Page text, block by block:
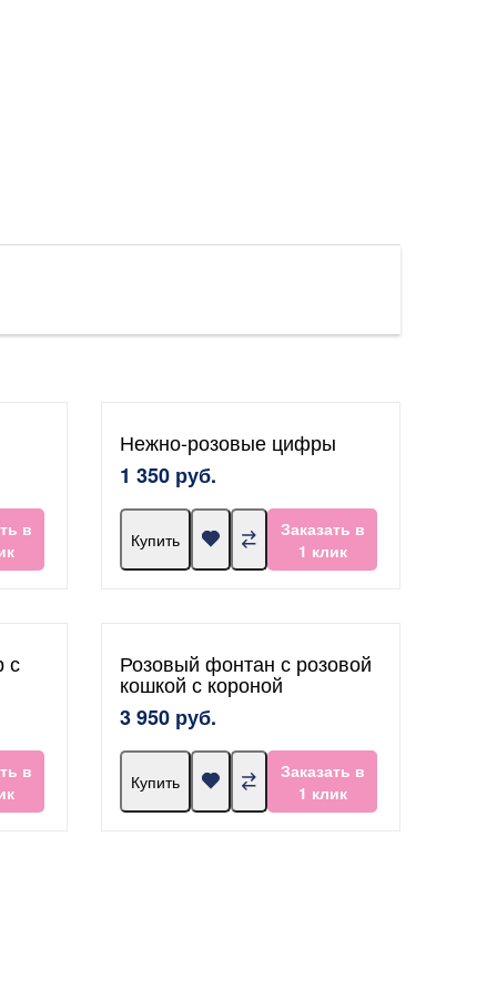
в
Нежно-розовые цифры
1 350 руб.
Купить
Заказать в
1 клик
с
в
Розовый фонтан с розовой
кошкой с короной
3 950 руб.
Купить
Заказать в
1 клик